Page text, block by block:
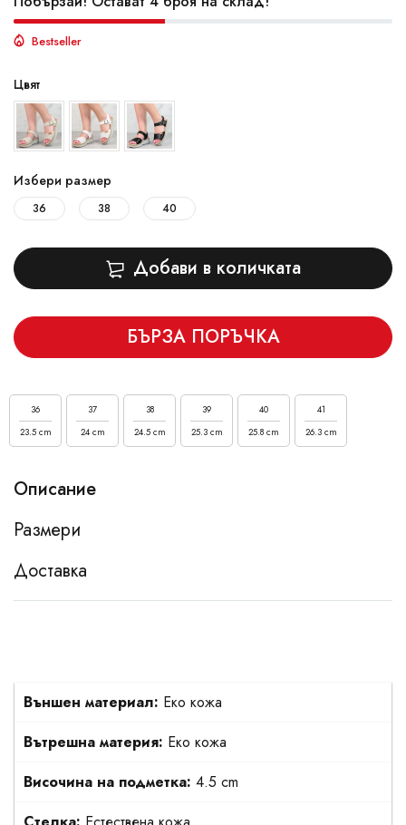
Bestseller
Цвят
Избери размер
36 38 40
Добави в количката
БЪРЗА ПОРЪЧКА
36
23.5 cm
37
24 cm
38
24.5 cm
39
25.3 cm
40
25.8 cm
41
26.3 cm
Описание
Размери
Доставка
Външен материал: Еко кожа
Вътрешна материя: Еко кожа
Височина на подметка: 4.5 cm